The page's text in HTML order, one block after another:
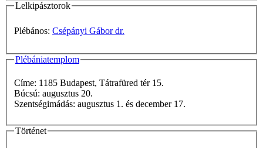
Lelkipásztorok
Plébános: Csépányi Gábor dr.
Plébániatemplom
Címe: 1185 Budapest, Tátrafüred tér 15.
Búcsú: augusztus 20.
Szentségimádás: augusztus 1. és december 17.
Történet